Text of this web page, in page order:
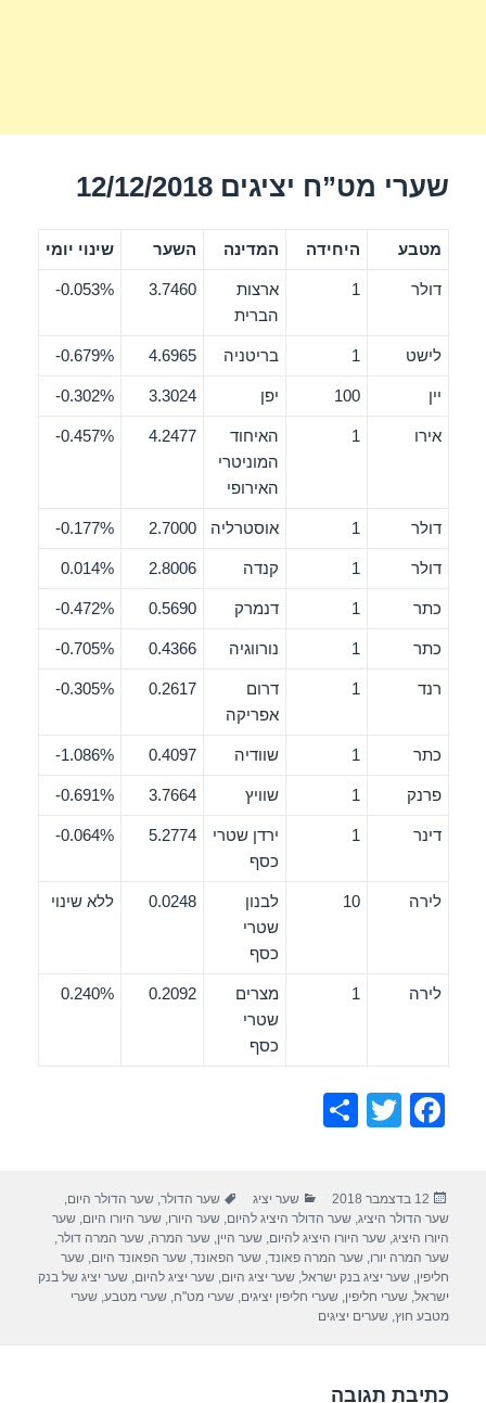
שערי מט”ח יציגים 12/12/2018
מטבע היחידה המדינה השער שינוי יומי
דולר 1
ארצות
הברית
3.7460
0.053%-
לישט 1 בריטניה 4.6965
0.679%-
יין 100 יפן 3.3024
0.302%-
אירו 1
האיחוד
המוניטרי
האירופי
4.2477
0.457%-
דולר 1 אוסטרליה 2.7000
0.177%-
דולר 1 קנדה 2.8006
0.014%
כתר 1 דנמרק 0.5690
0.472%-
כתר 1 נורווגיה 0.4366
0.705%-
רנד 1
דרום
אפריקה
0.2617
0.305%-
כתר 1 שוודיה 0.4097
1.086%-
פרנק 1 שוויץ 3.7664
0.691%-
דינר 1
ירדן שטרי
כסף
5.2774
0.064%-
לירה 10
לבנון
שטרי
כסף
0.0248 ללא שינוי
לירה 1
מצרים
שטרי
כסף
0.2092
0.240%
F
e
b
o
o
T
er
e
פורסם
בתאריך
12 בדצמבר 2018 קטגוריות
שער יציג תגיות
שער הדולר,שער הדולר היום,
שער הדולר היציג,שער הדולר היציג להיום,שער היורו,שער היורו היום,שער
היורו היציג,שער היורו היציג להיום,שער היין,שער המרה,שער המרה דולר,
שער המרה יורו,שער המרה פאונד,שער הפאונד,שער הפאונד היום,שער
חליפין,שער יציג בנק ישראל,שער יציג היום,שער יציג להיום,שער יציג של בנק
ישראל,שערי חליפין,שערי חליפין יציגים,שערי מט"ח,שערי מטבע,שערי
מטבע חוץ,שערים יציגים
כתיבת תגובה